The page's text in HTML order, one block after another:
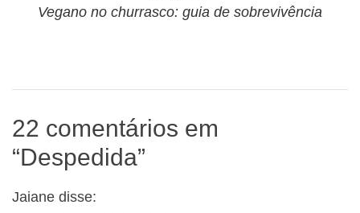
Vegano no churrasco: guia de sobrevivência
22 comentários em
“Despedida”
Jaiane disse: